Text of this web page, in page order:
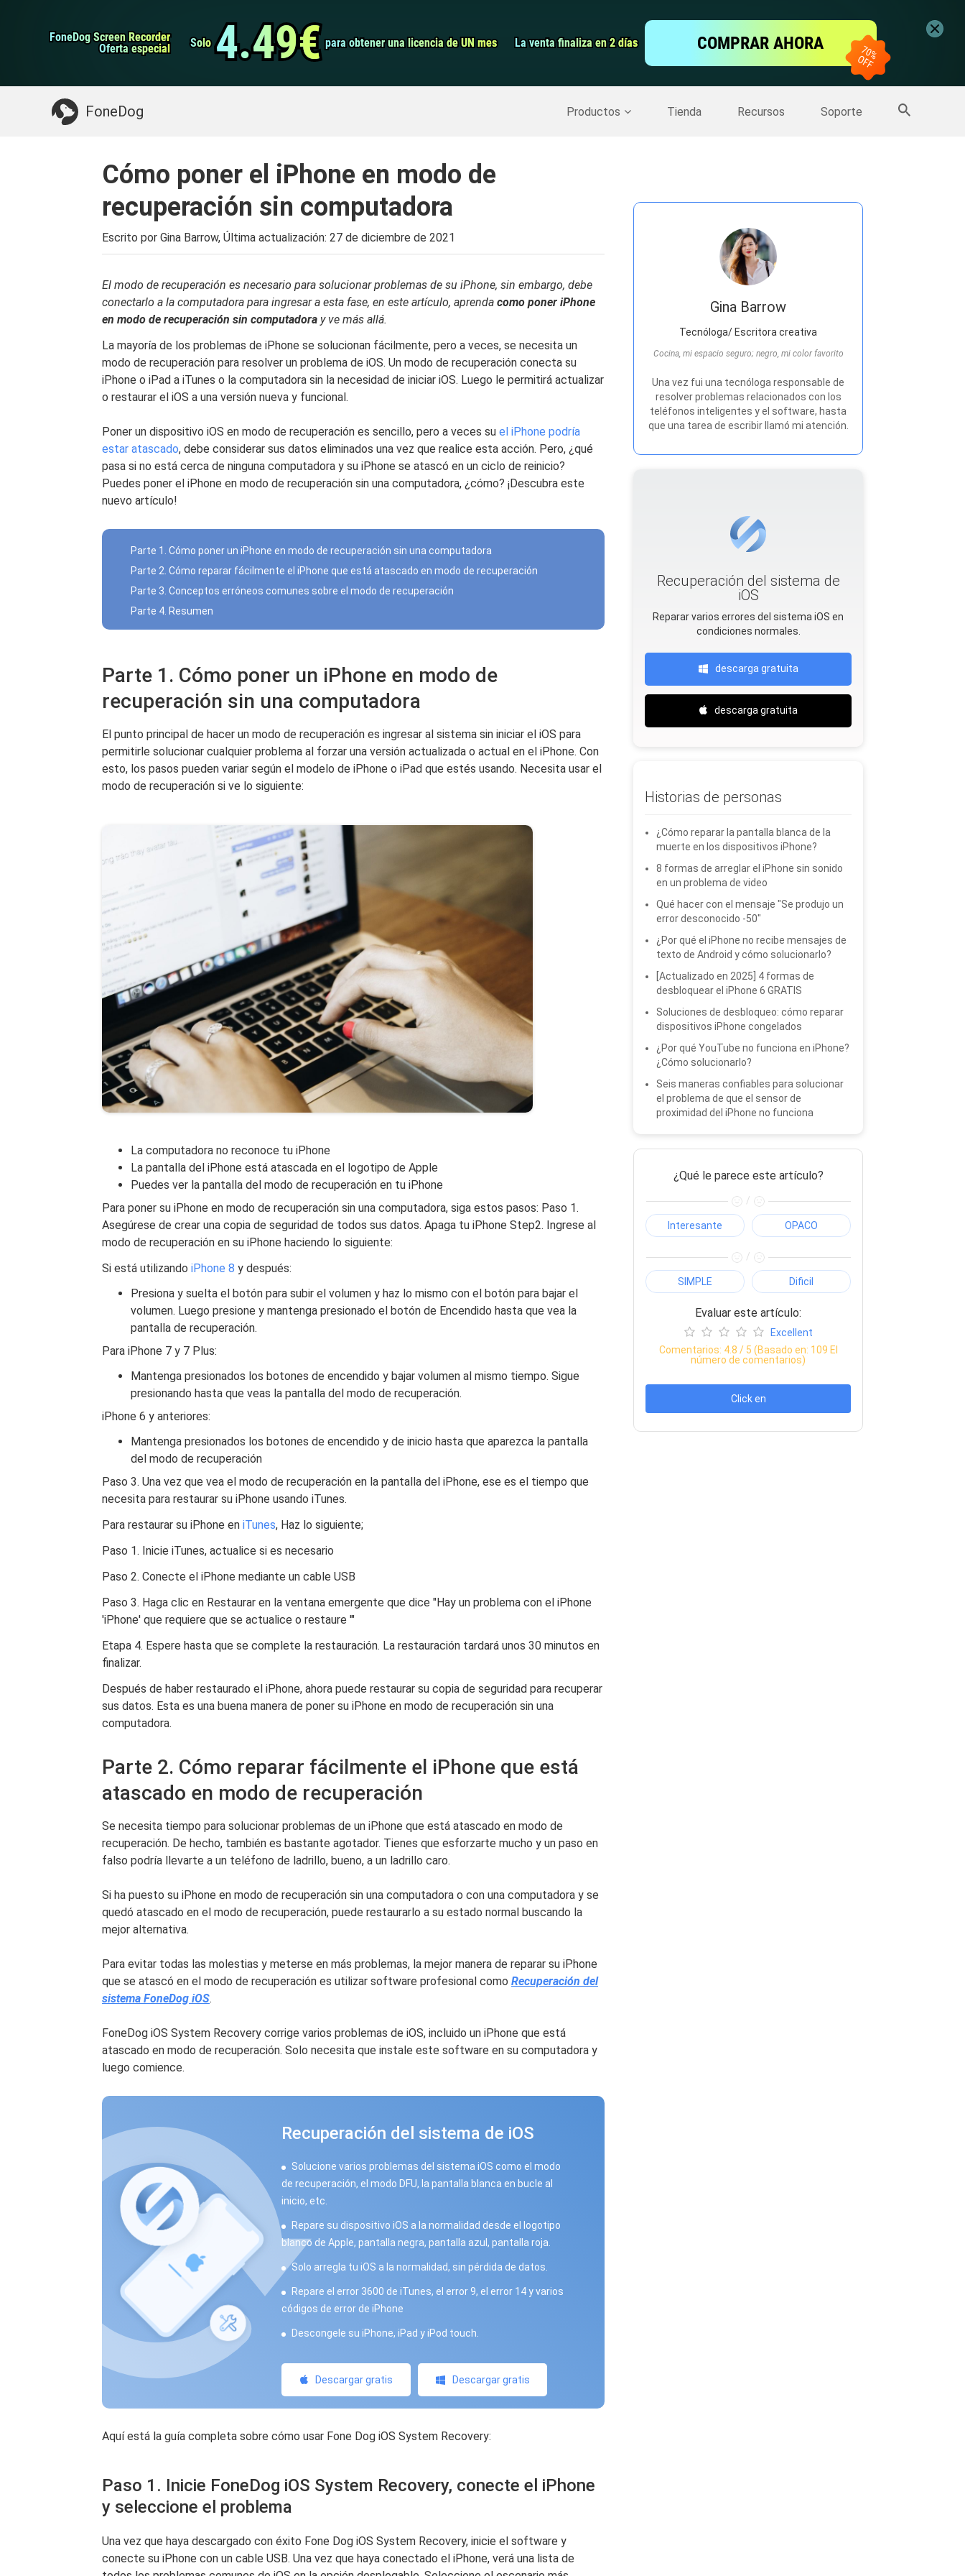
FoneDog Screen Recorder
FoneDog Screen Recorder
Oferta especial
Oferta especial Solo
Solo 4.49€
4.49€ para obtener una licencia de UN mes
para obtener una licencia de UN mes La venta finaliza en 2 días
La venta finaliza en 2 días COMPRAR AHORA
FoneDog Productos Tienda Recursos Soporte
Limpiador de iPhone
Grabador de pantalla
Algo que puede necesitar: Copia de seguridad del iPhone >> Más productos
Cómo poner el iPhone en modo de
recuperación sin computadora
Escrito por Gina Barrow, Última actualización: 27 de diciembre de 2021
El modo de recuperación es necesario para solucionar problemas de su iPhone, sin embargo, debe
conectarlo a la computadora para ingresar a esta fase, en este artículo, aprenda como poner iPhone
en modo de recuperación sin computadora y ve más allá.
La mayoría de los problemas de iPhone se solucionan fácilmente, pero a veces, se necesita un
modo de recuperación para resolver un problema de iOS. Un modo de recuperación conecta su
iPhone o iPad a iTunes o la computadora sin la necesidad de iniciar iOS. Luego le permitirá actualizar
o restaurar el iOS a una versión nueva y funcional.
Poner un dispositivo iOS en modo de recuperación es sencillo, pero a veces su el iPhone podría
estar atascado, debe considerar sus datos eliminados una vez que realice esta acción. Pero, ¿qué
pasa si no está cerca de ninguna computadora y su iPhone se atascó en un ciclo de reinicio?
Puedes poner el iPhone en modo de recuperación sin una computadora, ¿cómo? ¡Descubra este
nuevo artículo!
Parte 1. Cómo poner un iPhone en modo de recuperación sin una computadora
Parte 2. Cómo reparar fácilmente el iPhone que está atascado en modo de recuperación
Parte 3. Conceptos erróneos comunes sobre el modo de recuperación
Parte 4. Resumen
Parte 1. Cómo poner un iPhone en modo de
recuperación sin una computadora
El punto principal de hacer un modo de recuperación es ingresar al sistema sin iniciar el iOS para
permitirle solucionar cualquier problema al forzar una versión actualizada o actual en el iPhone. Con
esto, los pasos pueden variar según el modelo de iPhone o iPad que estés usando. Necesita usar el
modo de recuperación si ve lo siguiente:
La computadora no reconoce tu iPhone
La pantalla del iPhone está atascada en el logotipo de Apple
Puedes ver la pantalla del modo de recuperación en tu iPhone
Para poner su iPhone en modo de recuperación sin una computadora, siga estos pasos: Paso 1.
Asegúrese de crear una copia de seguridad de todos sus datos. Apaga tu iPhone Step2. Ingrese al
modo de recuperación en su iPhone haciendo lo siguiente:
Si está utilizando iPhone 8 y después:
Presiona y suelta el botón para subir el volumen y haz lo mismo con el botón para bajar el
volumen. Luego presione y mantenga presionado el botón de Encendido hasta que vea la
pantalla de recuperación.
Para iPhone 7 y 7 Plus:
Mantenga presionados los botones de encendido y bajar volumen al mismo tiempo. Sigue
presionando hasta que veas la pantalla del modo de recuperación.
iPhone 6 y anteriores:
Mantenga presionados los botones de encendido y de inicio hasta que aparezca la pantalla
del modo de recuperación
Paso 3. Una vez que vea el modo de recuperación en la pantalla del iPhone, ese es el tiempo que
necesita para restaurar su iPhone usando iTunes.
Para restaurar su iPhone en iTunes, Haz lo siguiente;
Paso 1. Inicie iTunes, actualice si es necesario
Paso 2. Conecte el iPhone mediante un cable USB
Paso 3. Haga clic en Restaurar en la ventana emergente que dice "Hay un problema con el iPhone
'iPhone' que requiere que se actualice o restaure '"
Etapa 4. Espere hasta que se complete la restauración. La restauración tardará unos 30 minutos en
finalizar.
Después de haber restaurado el iPhone, ahora puede restaurar su copia de seguridad para recuperar
sus datos. Esta es una buena manera de poner su iPhone en modo de recuperación sin una
computadora.
Parte 2. Cómo reparar fácilmente el iPhone que está
atascado en modo de recuperación
Se necesita tiempo para solucionar problemas de un iPhone que está atascado en modo de
recuperación. De hecho, también es bastante agotador. Tienes que esforzarte mucho y un paso en
falso podría llevarte a un teléfono de ladrillo, bueno, a un ladrillo caro.
Si ha puesto su iPhone en modo de recuperación sin una computadora o con una computadora y se
quedó atascado en el modo de recuperación, puede restaurarlo a su estado normal buscando la
mejor alternativa.
Para evitar todas las molestias y meterse en más problemas, la mejor manera de reparar su iPhone
que se atascó en el modo de recuperación es utilizar software profesional como Recuperación del
sistema FoneDog iOS.
FoneDog iOS System Recovery corrige varios problemas de iOS, incluido un iPhone que está
atascado en modo de recuperación. Solo necesita que instale este software en su computadora y
luego comience.
Recuperación del sistema de iOS
Solucione varios problemas del sistema iOS como el modo
de recuperación, el modo DFU, la pantalla blanca en bucle al
inicio, etc.
Repare su dispositivo iOS a la normalidad desde el logotipo
blanco de Apple, pantalla negra, pantalla azul, pantalla roja.
Solo arregla tu iOS a la normalidad, sin pérdida de datos.
Repare el error 3600 de iTunes, el error 9, el error 14 y varios
códigos de error de iPhone
Descongele su iPhone, iPad y iPod touch.
Descargar gratis Descargar gratis
Aquí está la guía completa sobre cómo usar Fone Dog iOS System Recovery:
Paso 1. Inicie FoneDog iOS System Recovery, conecte el iPhone
y seleccione el problema
Una vez que haya descargado con éxito Fone Dog iOS System Recovery, inicie el software y
conecte su iPhone con un cable USB. Una vez que haya conectado el iPhone, verá una lista de
Gina Barrow
Tecnóloga/ Escritora creativa
Cocina, mi espacio seguro; negro, mi color favorito
Una vez fui una tecnóloga responsable de
resolver problemas relacionados con los
teléfonos inteligentes y el software, hasta
que una tarea de escribir llamó mi atención.
Recuperación del sistema de
iOS
Reparar varios errores del sistema iOS en
condiciones normales.
descarga gratuita
descarga gratuita
Historias de personas
¿Cómo reparar la pantalla blanca de la
muerte en los dispositivos iPhone?
8 formas de arreglar el iPhone sin sonido
en un problema de video
Qué hacer con el mensaje "Se produjo un
error desconocido -50"
¿Por qué el iPhone no recibe mensajes de
texto de Android y cómo solucionarlo?
[Actualizado en 2025] 4 formas de
desbloquear el iPhone 6 GRATIS
Soluciones de desbloqueo: cómo reparar
dispositivos iPhone congelados
¿Por qué YouTube no funciona en iPhone?
¿Cómo solucionarlo?
Seis maneras confiables para solucionar
el problema de que el sensor de
proximidad del iPhone no funciona
¿Qué le parece este artículo?
/
Interesante OPACO
/
SIMPLE Dificil
Evaluar este artículo:
Excellent
Comentarios: 4.8 / 5 (Basado en: 109 El
número de comentarios)
Click en